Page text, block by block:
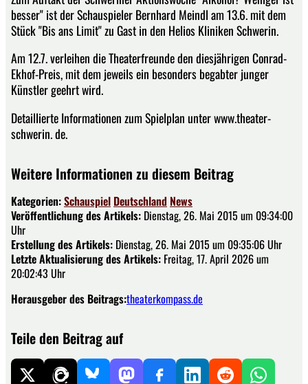
besser" ist der Schauspieler Bernhard Meindl am 13.6. mit dem
Stück "Bis ans Limit" zu Gast in den Helios Kliniken Schwerin.
Am 12.7. verleihen die Theaterfreunde den diesjährigen Conrad-
Ekhof-Preis, mit dem jeweils ein besonders begabter junger
Künstler geehrt wird.
Detaillierte Informationen zum Spielplan unter www.theater-
schwerin. de.
Weitere Informationen zu diesem Beitrag
Kategorien:Schauspiel Deutschland News
Veröffentlichung des Artikels: Dienstag, 26. Mai 2015 um 09:34:00
Uhr
Erstellung des Artikels: Dienstag, 26. Mai 2015 um 09:35:06 Uhr
Letzte Aktualisierung des Artikels: Freitag, 17. April 2026 um
20:02:43 Uhr
Herausgeber des Beitrags:theaterkompass.de
Teile den Beitrag auf